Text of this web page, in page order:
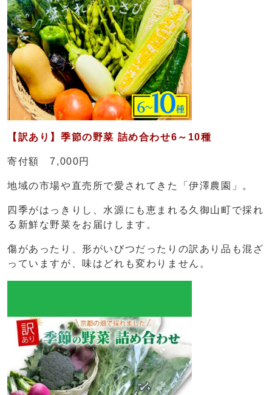
【訳あり】季節の野菜 詰め合わせ6～10種
寄付額 7,000円
地域の市場や直売所で愛されてきた「伊澤農園」。
四季がはっきりし、水源にも恵まれる久御山町で採れ
る新鮮な野菜をお届けします。
傷があったり、形がいびつだったりの訳あり品も混ざ
っていますが、味はどれも変わりません。